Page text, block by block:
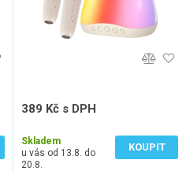
389 Kč s DPH
Skladem
u vás od 13.8. do
20.8.
KOUPIT